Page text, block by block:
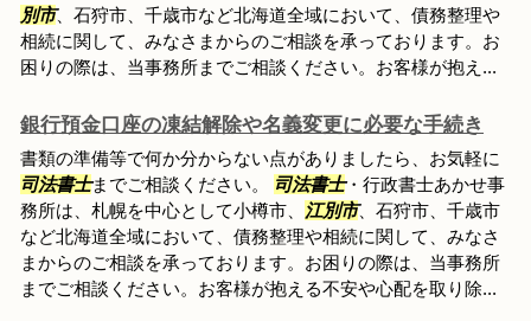
別市、石狩市、千歳市など北海道全域において、債務整理や
相続に関して、みなさまからのご相談を承っております。お
困りの際は、当事務所までご相談ください。お客様が抱え...
銀行預金口座の凍結解除や名義変更に必要な手続き
書類の準備等で何か分からない点がありましたら、お気軽に
司法書士までご相談ください。 司法書士・行政書士あかせ事
務所は、札幌を中心として小樽市、
江別市、石狩市、千歳市
など北海道全域において、債務整理や相続に関して、みなさ
まからのご相談を承っております。お困りの際は、当事務所
までご相談ください。お客様が抱える不安や心配を取り除...